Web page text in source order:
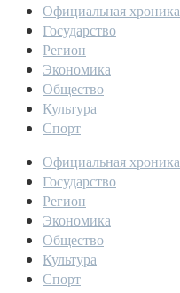
Официальная хроника
Государство
Регион
Экономика
Общество
Культура
Спорт
Официальная хроника
Государство
Регион
Экономика
Общество
Культура
Спорт